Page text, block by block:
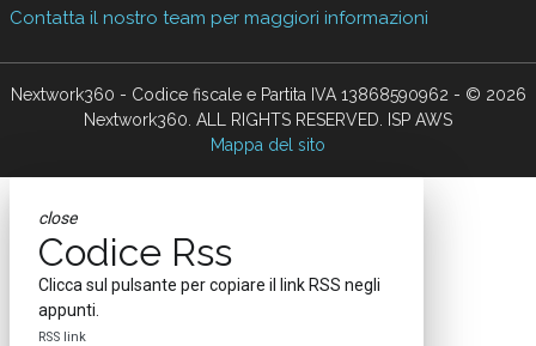
Contatta il nostro team per maggiori informazioni
Nextwork360 - Codice fiscale e Partita IVA 13868590962 - © 2026
Nextwork360. ALL RIGHTS RESERVED. ISP AWS
Mappa del sito
close
Codice Rss
Clicca sul pulsante per copiare il link RSS negli
appunti.
RSS link